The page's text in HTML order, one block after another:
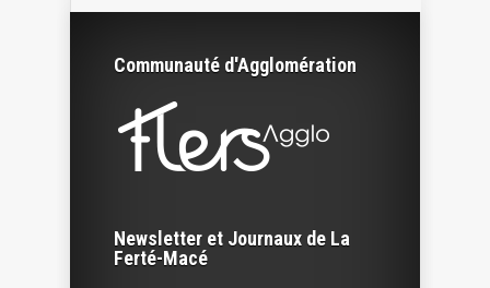
Communauté d'Agglomération
Newsletter et Journaux de La
Ferté-Macé